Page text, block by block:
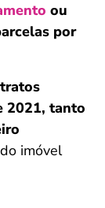
ou
por
2021, tanto
imóvel